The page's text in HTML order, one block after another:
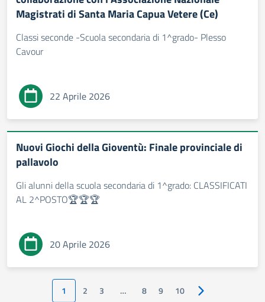
Magistrati di Santa Maria Capua Vetere (Ce)
Classi seconde -Scuola secondaria di 1^grado- Plesso
Cavour
22 Aprile 2026
Nuovi Giochi della Gioventù: Finale provinciale di
pallavolo
Gli alunni della scuola secondaria di 1^grado: CLASSIFICATI
AL 2^POSTO🏆🏆🏆
20 Aprile 2026
1 2 3 … 8 9 10 Pagina successiva